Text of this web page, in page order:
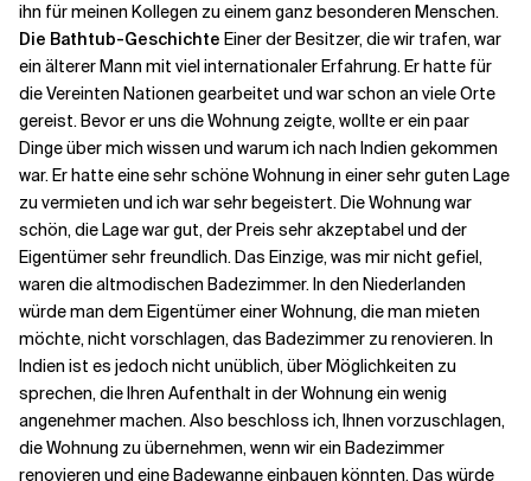
ihn für meinen Kollegen zu einem ganz besonderen Menschen.
Die Bathtub-Geschichte Einer der Besitzer, die wir trafen, war
ein älterer Mann mit viel internationaler Erfahrung. Er hatte für
die Vereinten Nationen gearbeitet und war schon an viele Orte
gereist. Bevor er uns die Wohnung zeigte, wollte er ein paar
Dinge über mich wissen und warum ich nach Indien gekommen
war. Er hatte eine sehr schöne Wohnung in einer sehr guten Lage
zu vermieten und ich war sehr begeistert. Die Wohnung war
schön, die Lage war gut, der Preis sehr akzeptabel und der
Eigentümer sehr freundlich. Das Einzige, was mir nicht gefiel,
waren die altmodischen Badezimmer. In den Niederlanden
würde man dem Eigentümer einer Wohnung, die man mieten
möchte, nicht vorschlagen, das Badezimmer zu renovieren. In
Indien ist es jedoch nicht unüblich, über Möglichkeiten zu
sprechen, die Ihren Aufenthalt in der Wohnung ein wenig
angenehmer machen. Also beschloss ich, Ihnen vorzuschlagen,
die Wohnung zu übernehmen, wenn wir ein Badezimmer
renovieren und eine Badewanne einbauen könnten. Das würde